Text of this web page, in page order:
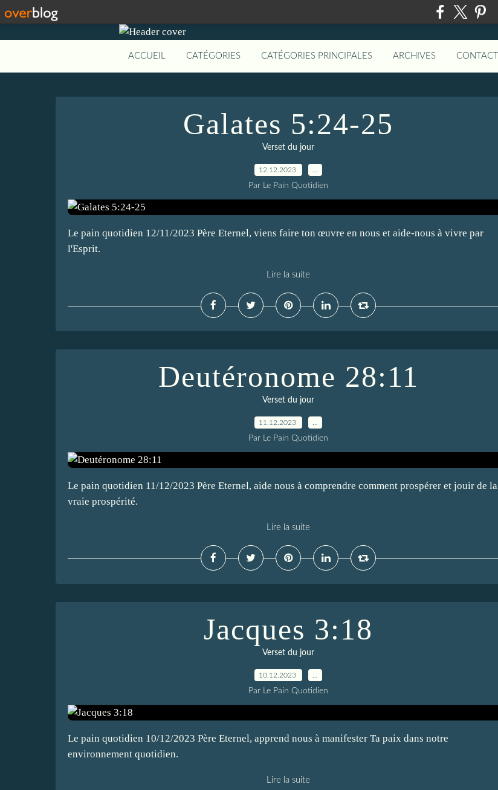
ACCUEIL CATÉGORIES CATÉGORIES PRINCIPALES ARCHIVES CONTACT
Galates 5:24-25
Verset du jour
12.12.2023
Par Le Pain Quotidien
Le pain quotidien 12/11/2023 Père Eternel, viens faire ton œuvre en nous et aide-nous à vivre par
l'Esprit.
Lire la suite
Deutéronome 28:11
Verset du jour
11.12.2023
Par Le Pain Quotidien
Le pain quotidien 11/12/2023 Père Eternel, aide nous à comprendre comment prospérer et jouir de la
vraie prospérité.
Lire la suite
Jacques 3:18
Verset du jour
10.12.2023
Par Le Pain Quotidien
Le pain quotidien 10/12/2023 Père Eternel, apprend nous à manifester Ta paix dans notre
environnement quotidien.
Lire la suite